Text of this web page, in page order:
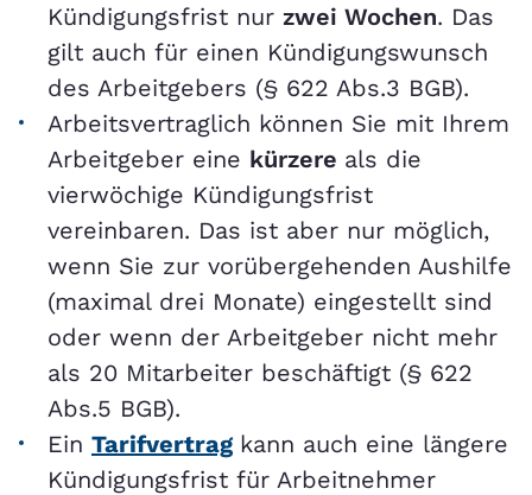
Kündigungsfrist nur zwei Wochen. Das
gilt auch für einen Kündigungswunsch
des Arbeitgebers (§ 622 Abs.3 BGB).
Arbeitsvertraglich können Sie mit Ihrem
Arbeitgeber eine kürzere als die
vierwöchige Kündigungsfrist
vereinbaren. Das ist aber nur möglich,
wenn Sie zur vorübergehenden Aushilfe
(maximal drei Monate) eingestellt sind
oder wenn der Arbeitgeber nicht mehr
als 20 Mitarbeiter beschäftigt (§ 622
Abs.5 BGB).
Ein Tarifvertrag kann auch eine längere
Kündigungsfrist für Arbeitnehmer